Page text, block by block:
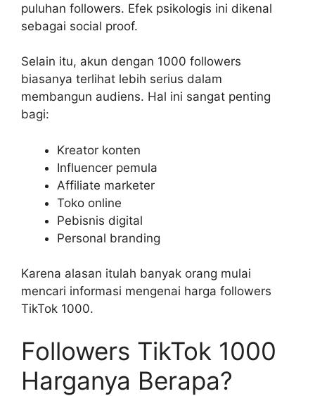
puluhan followers. Efek psikologis ini dikenal
sebagai social proof.
Selain itu, akun dengan 1000 followers
biasanya terlihat lebih serius dalam
membangun audiens. Hal ini sangat penting
bagi:
Kreator konten
Influencer pemula
Affiliate marketer
Toko online
Pebisnis digital
Personal branding
Karena alasan itulah banyak orang mulai
mencari informasi mengenai harga followers
TikTok 1000.
Followers TikTok 1000
Harganya Berapa?